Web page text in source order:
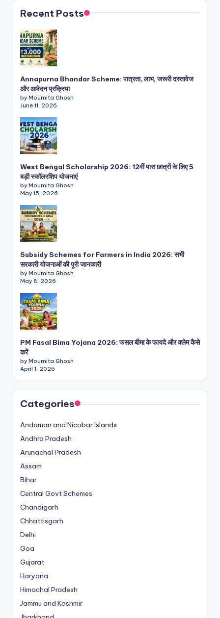
Recent Posts
Annapurna Bhandar Scheme: पात्रता, लाभ, जरूरी दस्तावेज
और आवेदन प्रक्रिया
by Moumita Ghosh
June 11, 2026
West Bengal Scholarship 2026: 12वीं पास छात्रों के लिए 5
बड़ी स्कॉलरशिप योजनाएं
by Moumita Ghosh
May 15, 2026
Subsidy Schemes for Farmers in India 2026: सभी
सरकारी योजनाओं की पूरी जानकारी
by Moumita Ghosh
May 8, 2026
PM Fasal Bima Yojana 2026: फसल बीमा के फायदे और क्लेम कैसे
करें
by Moumita Ghosh
April 1, 2026
Categories
Andaman and Nicobar Islands
Andhra Pradesh
Arunachal Pradesh
Assam
Bihar
Central Govt Schemes
Chandigarh
Chhattisgarh
Delhi
Goa
Gujarat
Haryana
Himachal Pradesh
Jammu and Kashmir